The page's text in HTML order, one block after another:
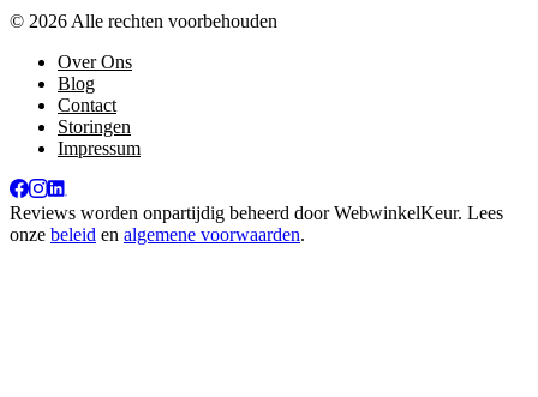
© 2026 Alle rechten voorbehouden
Over Ons
Blog
Contact
Storingen
Impressum
Reviews worden onpartijdig beheerd doorWebwinkelKeur. Lees
onze beleid en algemene voorwaarden.